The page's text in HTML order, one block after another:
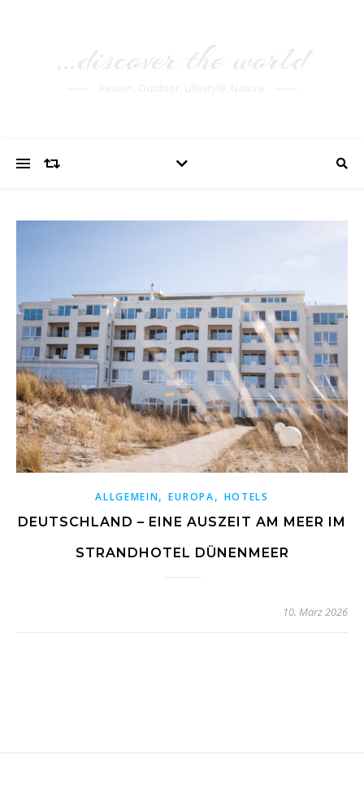
ALLGEMEIN,EUROPA, HOTELS
DEUTSCHLAND – EINE AUSZEIT AM MEER IM
STRANDHOTEL DÜNENMEER
10. März 2026